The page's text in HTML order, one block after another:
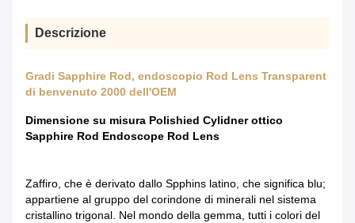
Descrizione
Gradi Sapphire Rod, endoscopio Rod Lens Transparent
di benvenuto 2000 dell'OEM
Dimensione su misura Polishied Cylidner ottico
Sapphire Rod Endoscope Rod Lens
Zaffiro, che è derivato dallo Spphins latino, che significa blu;
appartiene al gruppo del corindone di minerali nel sistema
cristallino trigonal. Nel mondo della gemma, tutti i colori del